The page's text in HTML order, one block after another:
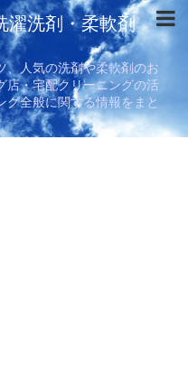
濯洗剤・柔軟剤
、人気の洗剤や柔軟剤のお
店・宅配クリーニングの活
グ全般に関する情報をまと